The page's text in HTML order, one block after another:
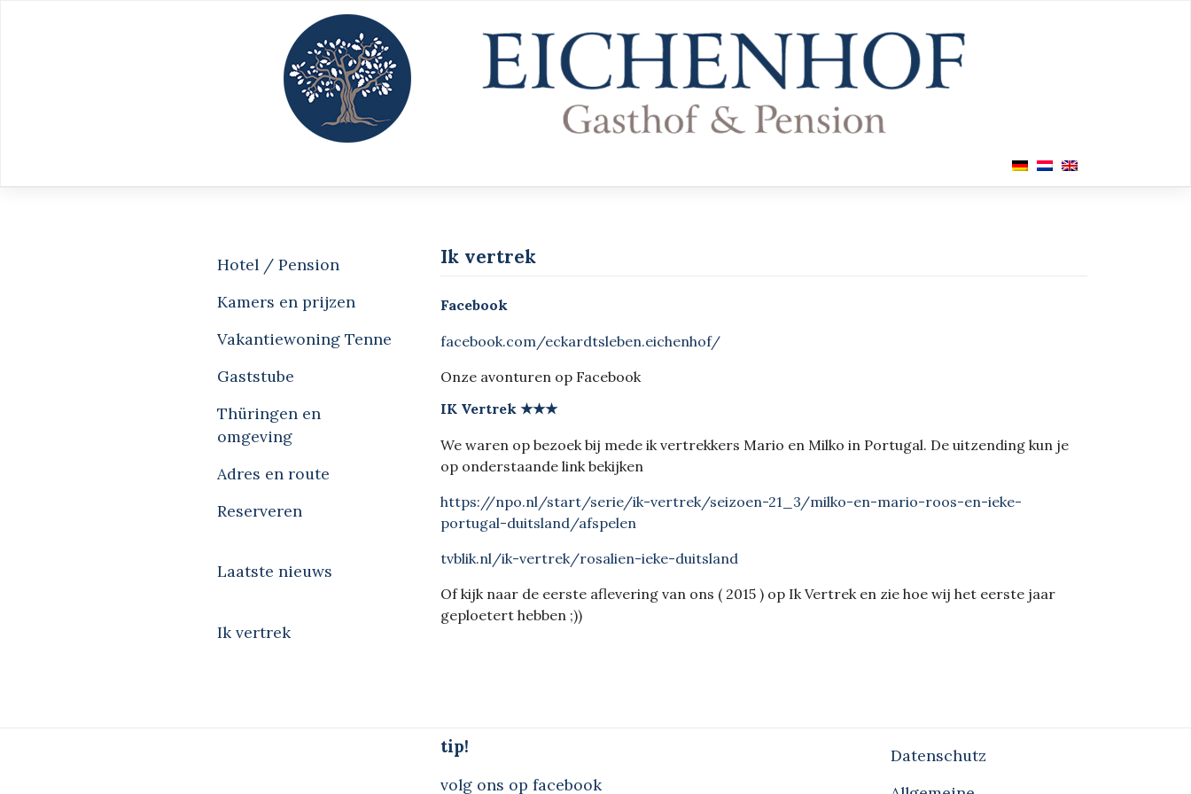
Hotel / Pension
Kamers en prijzen
Vakantiewoning Tenne
Gaststube
Thüringen en
omgeving
Adres en route
Reserveren
Laatste nieuws
Ik vertrek
Ik vertrek
Facebook
facebook.com/eckardtsleben.eichenhof/
Onze avonturen op Facebook
IK Vertrek ★★★
We waren op bezoek bij mede ik vertrekkers Mario en Milko in Portugal. De uitzending kun je
op onderstaande link bekijken
https://npo.nl/start/serie/ik-vertrek/seizoen-21_3/milko-en-mario-roos-en-ieke-
portugal-duitsland/afspelen
tvblik.nl/ik-vertrek/rosalien-ieke-duitsland
Of kijk naar de eerste aflevering van ons ( 2015 ) op Ik Vertrek en zie hoe wij het eerste jaar
geploetert hebben ;))
tip!
volg ons op facebook
Datenschutz